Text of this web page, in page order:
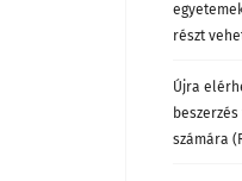
részt
Újra
számára